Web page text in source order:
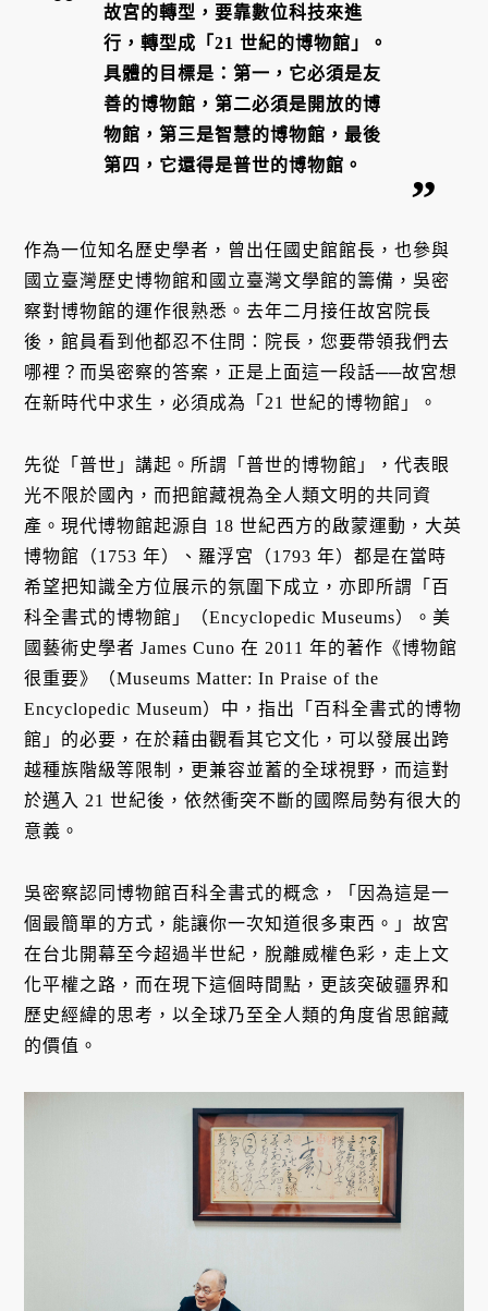
故宮的轉型，要靠數位科技來進
行，轉型成「21 世紀的博物館」。
具體的目標是：第一，它必須是友
善的博物館，第二必須是開放的博
物館，第三是智慧的博物館，最後
第四，它還得是普世的博物館。
作為一位知名歷史學者，曾出任國史館館長，也參與
國立臺灣歷史博物館和國立臺灣文學館的籌備，吳密
察對博物館的運作很熟悉。去年二月接任故宮院長
後，館員看到他都忍不住問：院長，您要帶領我們去
哪裡？而吳密察的答案，正是上面這一段話──故宮想
在新時代中求生，必須成為「21 世紀的博物館」。
先從「普世」講起。所謂「普世的博物館」，代表眼
光不限於國內，而把館藏視為全人類文明的共同資
產。現代博物館起源自 18 世紀西方的啟蒙運動，大英
博物館（1753 年）、羅浮宮（1793 年）都是在當時
希望把知識全方位展示的氛圍下成立，亦即所謂「百
科全書式的博物館」（Encyclopedic Museums）。美
國藝術史學者 James Cuno 在 2011 年的著作《博物館
很重要》（Museums Matter: In Praise of the
Encyclopedic Museum）中，指出「百科全書式的博物
館」的必要，在於藉由觀看其它文化，可以發展出跨
越種族階級等限制，更兼容並蓄的全球視野，而這對
於邁入 21 世紀後，依然衝突不斷的國際局勢有很大的
意義。
吳密察認同博物館百科全書式的概念，「因為這是一
個最簡單的方式，能讓你一次知道很多東西。」故宮
在台北開幕至今超過半世紀，脫離威權色彩，走上文
化平權之路，而在現下這個時間點，更該突破疆界和
歷史經緯的思考，以全球乃至全人類的角度省思館藏
的價值。